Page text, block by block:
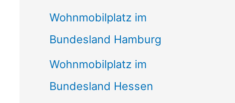
Wohnmobilplatz im
Bundesland Hamburg
Wohnmobilplatz im
Bundesland Hessen